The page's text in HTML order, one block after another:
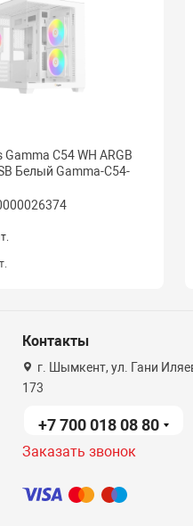
Gamma C54 WH ARGB
Белый Gamma-C54-
Контакты
г. Шымкент, ул. Гани
173
+7 700 018 08 80
Заказать звонок